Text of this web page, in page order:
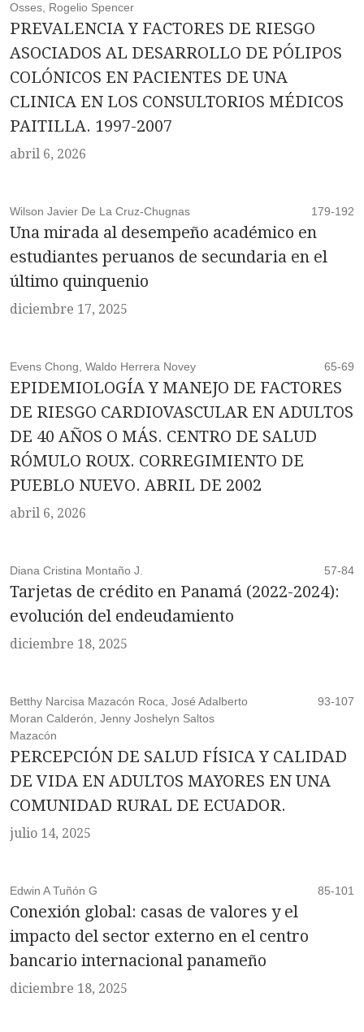
Osses, Rogelio Spencer
PREVALENCIA Y FACTORES DE RIESGO
ASOCIADOS AL DESARROLLO DE PÓLIPOS
COLÓNICOS EN PACIENTES DE UNA
CLINICA EN LOS CONSULTORIOS MÉDICOS
PAITILLA. 1997-2007
abril 6, 2026
Wilson Javier De La Cruz-Chugnas 179-192
Una mirada al desempeño académico en
estudiantes peruanos de secundaria en el
último quinquenio
diciembre 17, 2025
Evens Chong, Waldo Herrera Novey 65-69
EPIDEMIOLOGÍA Y MANEJO DE FACTORES
DE RIESGO CARDIOVASCULAR EN ADULTOS
DE 40 AÑOS O MÁS. CENTRO DE SALUD
RÓMULO ROUX. CORREGIMIENTO DE
PUEBLO NUEVO. ABRIL DE 2002
abril 6, 2026
Diana Cristina Montaño J. 57-84
Tarjetas de crédito en Panamá (2022-2024):
evolución del endeudamiento
diciembre 18, 2025
Betthy Narcisa Mazacón Roca, José Adalberto
Moran Calderón, Jenny Joshelyn Saltos
Mazacón
93-107
PERCEPCIÓN DE SALUD FÍSICA Y CALIDAD
DE VIDA EN ADULTOS MAYORES EN UNA
COMUNIDAD RURAL DE ECUADOR.
julio 14, 2025
Edwin A Tuñón G 85-101
Conexión global: casas de valores y el
impacto del sector externo en el centro
bancario internacional panameño
diciembre 18, 2025